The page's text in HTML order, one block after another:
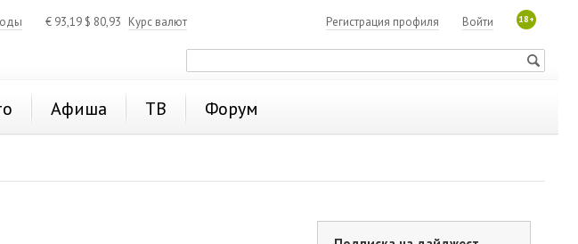
€ 93,19 $ 80,93 Курс валют 18+
Войти
Регистрация профиля
Афиша ТВ Форум